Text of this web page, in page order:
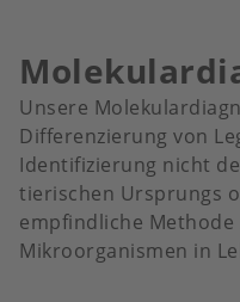
Unsere
Differenzierung von
Identifizierung nicht
tierischen Ursprungs
empfindliche
Mikroorganismen in